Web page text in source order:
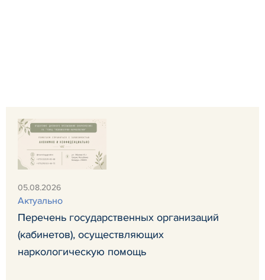
05.08.2026
Актуально
Перечень государственных организаций
(кабинетов), осуществляющих
наркологическую помощь